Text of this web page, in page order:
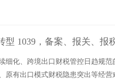
型 1039，备案、报关、报
细化、跨境出口财税管控日趋规
原有出口模式财税隐患突出等经